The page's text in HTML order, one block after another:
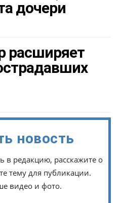
дочери
расширяет
новость
в редакцию, расскажите о
тему для публикации.
видео и фото.